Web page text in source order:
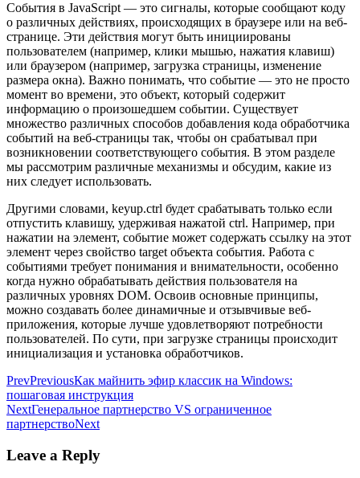
События в JavaScript — это сигналы, которые сообщают коду
о различных действиях, происходящих в браузере или на веб-
странице. Эти действия могут быть инициированы
пользователем (например, клики мышью, нажатия клавиш)
или браузером (например, загрузка страницы, изменение
размера окна). Важно понимать, что событие — это не просто
момент во времени, это объект, который содержит
информацию о произошедшем событии. Существует
множество различных способов добавления кода обработчика
событий на веб-страницы так, чтобы он срабатывал при
возникновении соответствующего события. В этом разделе
мы рассмотрим различные механизмы и обсудим, какие из
них следует использовать.
Другими словами, keyup.ctrl будет срабатывать только если
отпустить клавишу, удерживая нажатой ctrl. Например, при
нажатии на элемент, событие может содержать ссылку на этот
элемент через свойство target объекта события. Работа с
событиями требует понимания и внимательности, особенно
когда нужно обрабатывать действия пользователя на
различных уровнях DOM. Освоив основные принципы,
можно создавать более динамичные и отзывчивые веб-
приложения, которые лучше удовлетворяют потребности
пользователей. По сути, при загрузке страницы происходит
инициализация и установка обработчиков.
PrevPreviousКак майнить эфир классик на Windows:
пошаговая инструкция
NextГенеральное партнерство VS ограниченное
партнерствоNext
Leave a Reply